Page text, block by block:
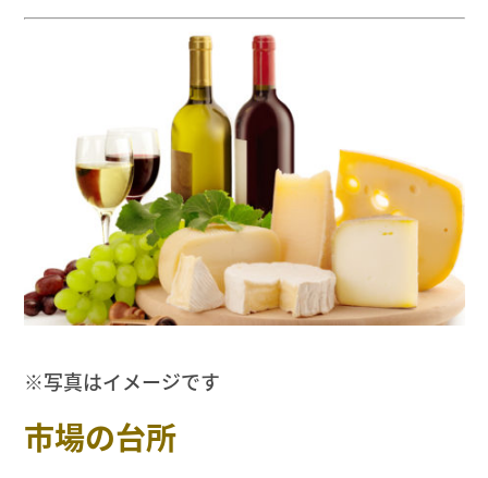
※写真はイメージです
市場の台所